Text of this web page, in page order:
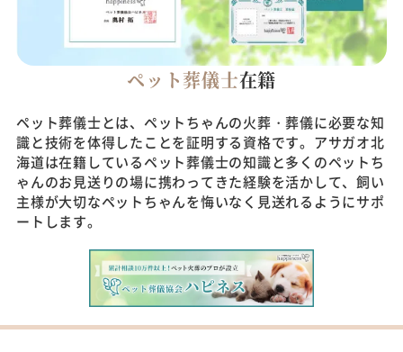
ペット葬儀士在籍
ペット葬儀士とは、ペットちゃんの火葬・葬儀に必要な知
識と技術を体得したことを証明する資格です。アサガオ北
海道は在籍しているペット葬儀士の知識と多くのペットち
ゃんのお見送りの場に携わってきた経験を活かして、飼い
主様が大切なペットちゃんを悔いなく見送れるようにサポ
ートします。